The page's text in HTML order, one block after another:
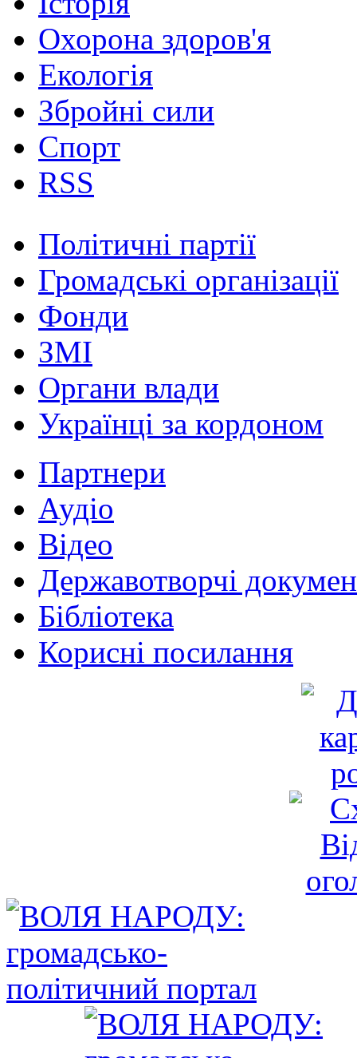
Охорона здоров'я
Екологія
Збройні сили
Спорт
RSS
Політичні партії
Громадські організації
Фонди
ЗМІ
Органи влади
Українці за кордоном
Партнери
Аудіо
Відео
Державотворчі
Бібліотека
Корисні посилання